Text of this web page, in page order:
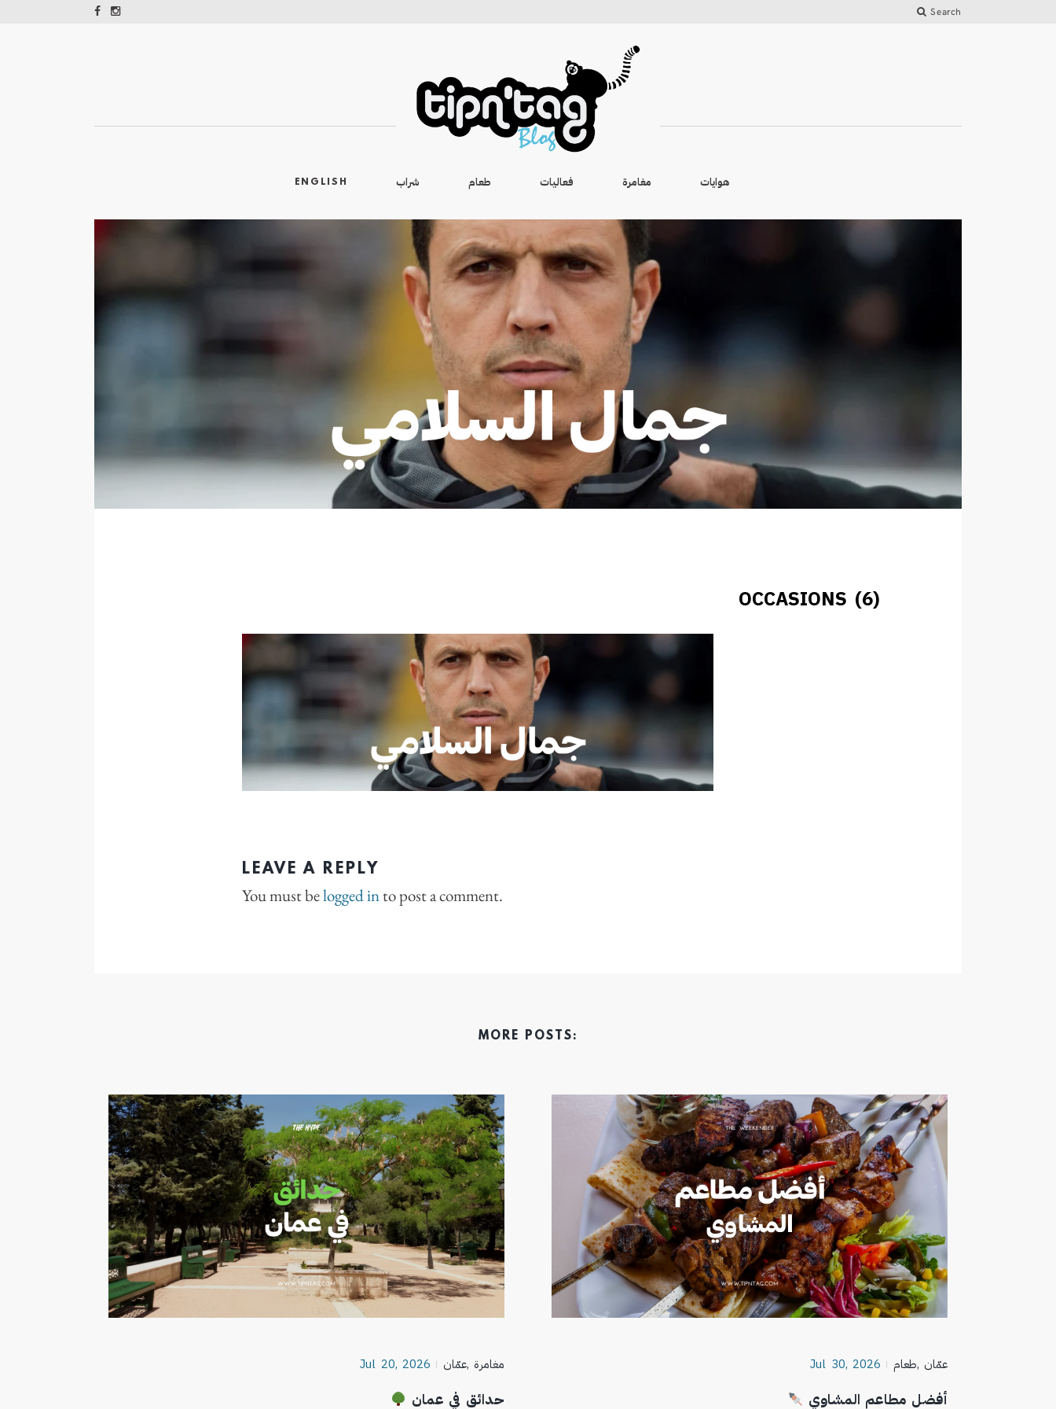
Search
ENGLISH شراب طعام فعاليات مغامرة هوايات
OCCASIONS (6)
LEAVE A REPLY
You must belogged into post a comment.
MORE POSTS:
Jul 30, 2026 طعام, عمّان
أفضل مطاعم المشاوي
Jul 20, 2026 عمّان, مغامرة
حدائق في عمان